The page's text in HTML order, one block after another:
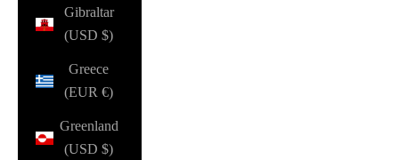
Gibraltar
(USD $)
Greece
(EUR €)
Greenland
(USD $)